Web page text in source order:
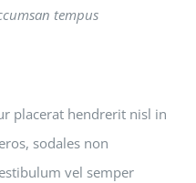
tempus
placerat hendrerit nisl in
sodales non
vel semper